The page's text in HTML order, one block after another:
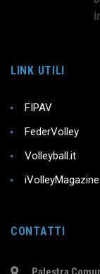
LINK UTILI
FIPAV
FederVolley
Volleyball.it
CONTATTI